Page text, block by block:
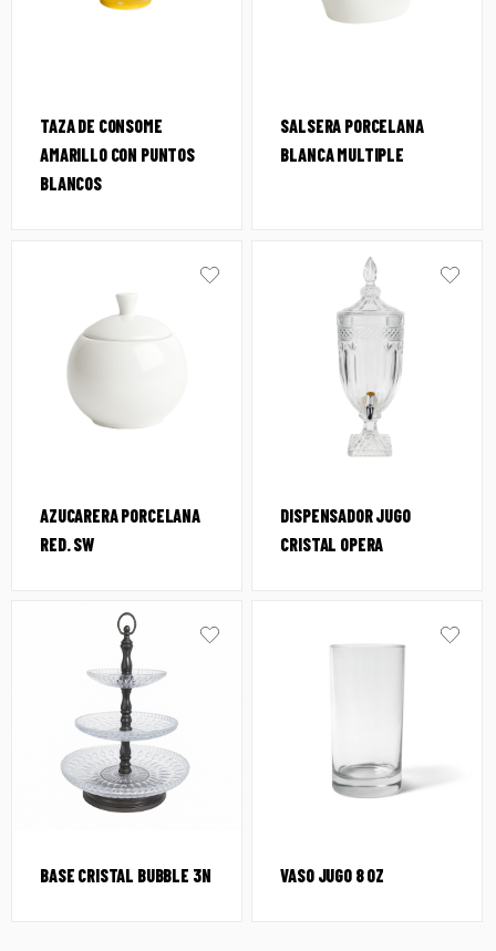
TAZA DE CONSOME
AMARILLO CON PUNTOS
BLANCOS
SALSERA PORCELANA
BLANCA MULTIPLE
AZUCARERA PORCELANA
RED. SW
DISPENSADOR JUGO
CRISTAL OPERA
BASE CRISTAL BUBBLE 3N VASO JUGO 8 OZ